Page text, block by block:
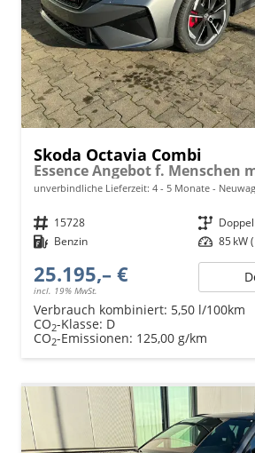
Skoda Octavia Combi
unverbindliche Lieferzeit: 4 - 5 Monate
Fahrzeugnr. 15728 Getriebe
Kraftstoff Benzin Leistung 85 kW
25.195,– €
incl. 19% MwSt.
Verbrauch kombiniert: 5,50 l/100km
CO2-Klasse: D
CO2-Emissionen: 125,00 g/km